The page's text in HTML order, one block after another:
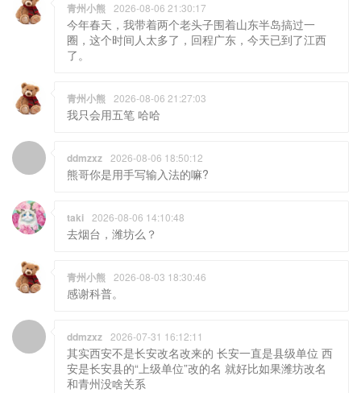
青州小熊 2026-08-06 21:30:17
今年春天，我带着两个老头子围着山东半岛搞过一
圈，这个时间人太多了，回程广东，今天已到了江西
了。
青州小熊 2026-08-06 21:27:03
我只会用五笔 哈哈
ddmzxz 2026-08-06 18:50:12
熊哥你是用手写输入法的嘛?
taki 2026-08-06 14:10:48
去烟台，潍坊么？
青州小熊 2026-08-03 18:30:46
感谢科普。
ddmzxz 2026-07-31 16:12:11
其实西安不是长安改名改来的 长安一直是县级单位 西
安是长安县的“上级单位”改的名 就好比如果潍坊改名
和青州没啥关系